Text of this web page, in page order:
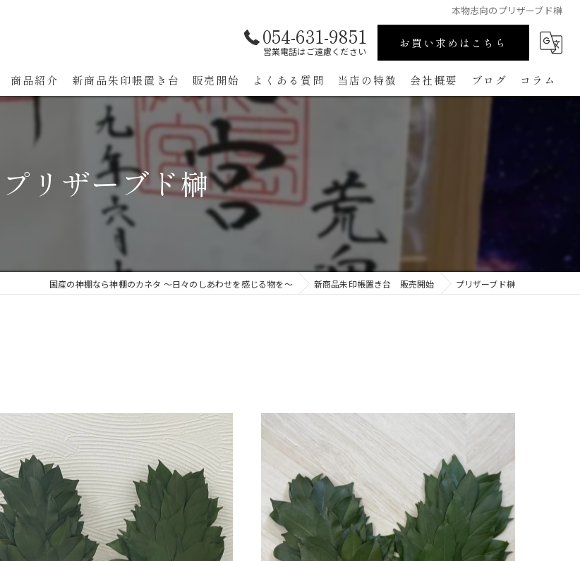
本物志向のプリザーブド榊
054-631-9851
営業電話はご遠慮ください
お買い求めはこちら
商品紹介 新商品朱印帳置き台 販売開始 よくある質問 当店の特徴
手作り
コンパクト
通販
会社概要 ブログ コラム
プリザーブド榊
国産の神棚なら神棚のカネタ ～日々のしあわせを感じる物を～ 新商品朱印帳置き台 販売開始 プリザーブド榊